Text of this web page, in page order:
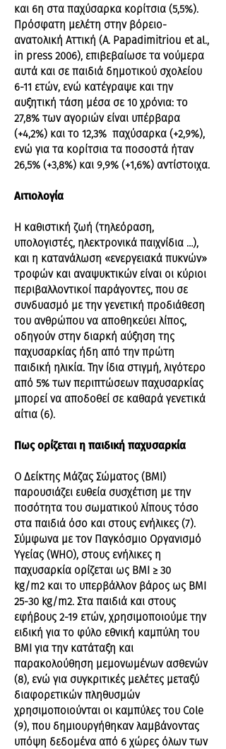
και 6η στα παχύσαρκα κορίτσια (5,5%).
Πρόσφατη μελέτη στην βόρειο-
ανατολική Αττική (A. Papadimitriou et al.,
in press 2006), επιβεβαίωσε τα νούμερα
αυτά και σε παιδιά δημοτικού σχολείου
6-11 ετών, ενώ κατέγραψε και την
αυξητική τάση μέσα σε 10 χρόνια: το
27,8% των αγοριών είναι υπέρβαρα
(+4,2%) και το 12,3% παχύσαρκα (+2,9%),
ενώ για τα κορίτσια τα ποσοστά ήταν
26,5% (+3,8%) και 9,9% (+1,6%) αντίστοιχα.
Αιτιολογία
Η καθιστική ζωή (τηλεόραση,
υπολογιστές, ηλεκτρονικά παιχνίδια …),
και η κατανάλωση «ενεργειακά πυκνών»
τροφών και αναψυκτικών είναι οι κύριοι
περιβαλλοντικοί παράγοντες, που σε
συνδυασμό με την γενετική προδιάθεση
του ανθρώπου να αποθηκεύει λίπος,
οδηγούν στην διαρκή αύξηση της
παχυσαρκίας ήδη από την πρώτη
παιδική ηλικία. Την ίδια στιγμή, λιγότερο
από 5% των περιπτώσεων παχυσαρκίας
μπορεί να αποδοθεί σε καθαρά γενετικά
αίτια (6).
Πως ορίζεται η παιδική παχυσαρκία
Ο Δείκτης Μάζας Σώματος (BMI)
παρουσιάζει ευθεία συσχέτιση με την
ποσότητα του σωματικού λίπους τόσο
στα παιδιά όσο και στους ενήλικες (7).
Σύμφωνα με τον Παγκόσμιο Οργανισμό
Υγείας (WHO), στους ενήλικες η
παχυσαρκία ορίζεται ως ΒΜΙ ≥ 30
kg/m2 και το υπερβάλλον βάρος ως ΒΜΙ
25-30 kg/m2. Στα παιδιά και στους
εφήβους 2-19 ετών, χρησιμοποιούμε την
ειδική για το φύλο εθνική καμπύλη του
ΒΜΙ για την κατάταξη και
παρακολούθηση μεμονωμένων ασθενών
(8), ενώ για συγκριτικές μελέτες μεταξύ
διαφορετικών πληθυσμών
χρησιμοποιούνται οι καμπύλες του Cole
(9), που δημιουργήθηκαν λαμβάνοντας
υπόψη δεδομένα από 6 χώρες όλων των